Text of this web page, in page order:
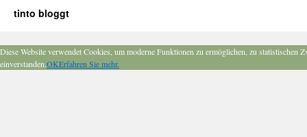
tinto bloggt
Diese Website verwendet Cookies, um moderne Funktionen zu ermöglichen, zu
einverstanden.OKErfahren Sie mehr.